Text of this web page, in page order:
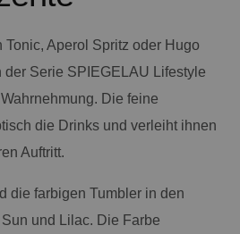
Aperol Spritz oder Hugo
Serie SPIEGELAU Lifestyle
Die feine
die Drinks und verleiht ihnen
Auftritt.
die farbigen Tumbler in den
und Lilac. Die Farbe